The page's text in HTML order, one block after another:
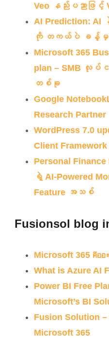
Veo နည်းပညာဖြ
AI Prediction:
ကို တကယ်ပဲ ခန့်မှန်
Microsoft 365
plan – SMB လုပ်
တစ်ခု
Google
Research Partner
WordPress 7.0
Client
Personal
ရဲ့ AI-Powered
Feature အသစ်
Fusionsol blog
Microsoft 365 คืออ
What is Azure AI
Power BI Free
Microsoft’s BI
Fusion Solution
Microsoft 365